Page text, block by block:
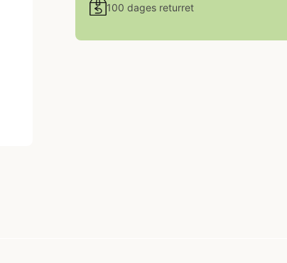
100 dages returret